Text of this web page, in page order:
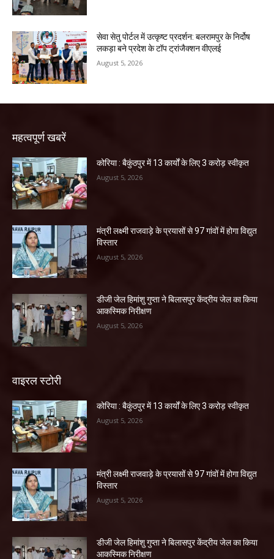
सेवा सेतु पोर्टल में उत्कृष्ट प्रदर्शन: बलरामपुर के निर्दोष
लकड़ा बने प्रदेश के टॉप ट्रांजैक्शन वीएलई
August 5, 2026
महत्वपूर्ण खबरें
कोरिया : बैकुंठपुर में 13 कार्यों के लिए 3 करोड़ स्वीकृत
August 5, 2026
मंत्री लक्ष्मी राजवाड़े के प्रयासों से 97 गांवों में होगा विद्युत
विस्तार
August 5, 2026
डीजी जेल हिमांशु गुप्ता ने बिलासपुर केंद्रीय जेल का किया
आकस्मिक निरीक्षण
August 5, 2026
वाइरल स्टोरी
कोरिया : बैकुंठपुर में 13 कार्यों के लिए 3 करोड़ स्वीकृत
August 5, 2026
मंत्री लक्ष्मी राजवाड़े के प्रयासों से 97 गांवों में होगा विद्युत
विस्तार
August 5, 2026
डीजी जेल हिमांशु गुप्ता ने बिलासपुर केंद्रीय जेल का किया
आकस्मिक निरीक्षण